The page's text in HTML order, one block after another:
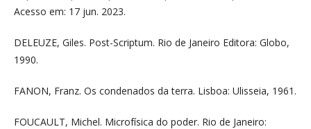
Acesso em: 17 jun. 2023.
DELEUZE, Giles. Post-Scriptum. Rio de Janeiro Editora: Globo,
1990.
FANON, Franz. Os condenados da terra. Lisboa: Ulisseia, 1961.
FOUCAULT, Michel. Microfísica do poder. Rio de Janeiro: